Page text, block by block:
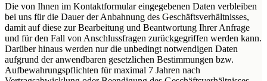
Die von Ihnen im Kontaktformular eingegebenen Daten verbleiben
bei uns für die Dauer der Anbahnung des Geschäftsverhältnisses,
damit auf diese zur Bearbeitung und Beantwortung Ihrer Anfrage
und für den Fall von Anschlussfragen zurückgegriffen werden kann.
Darüber hinaus werden nur die unbedingt notwendigen Daten
aufgrund der anwendbaren gesetzlichen Bestimmungen bzw.
Aufbewahrungspflichten für maximal 7 Jahren nach